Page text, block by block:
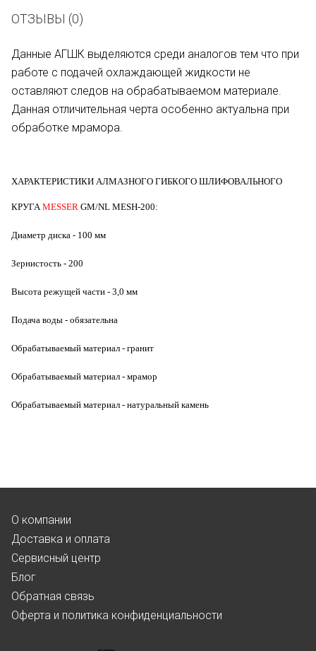
ОТЗЫВЫ (0)
Данные АГШК выделяются среди аналогов тем что при
работе с подачей охлаждающей жидкости не
оставляют следов на обрабатываемом материале.
Данная отличительная черта особенно актуальна при
обработке мрамора.
ХАРАКТЕРИСТИКИ АЛМАЗНОГО ГИБКОГО ШЛИФОВАЛЬНОГО
КРУГАMESSER GM/NL MESH-200:
Диаметр диска - 100 мм
Зернистость - 200
Высота режущей части - 3,0 мм
Подача воды - обязательна
Обрабатываемый материал - гранит
Обрабатываемый материал - мрамор
Обрабатываемый материал - натуральный камень
О компании
Доставка и оплата
Сервисный центр
Блог
Обратная связь
Оферта и политика конфиденциальности